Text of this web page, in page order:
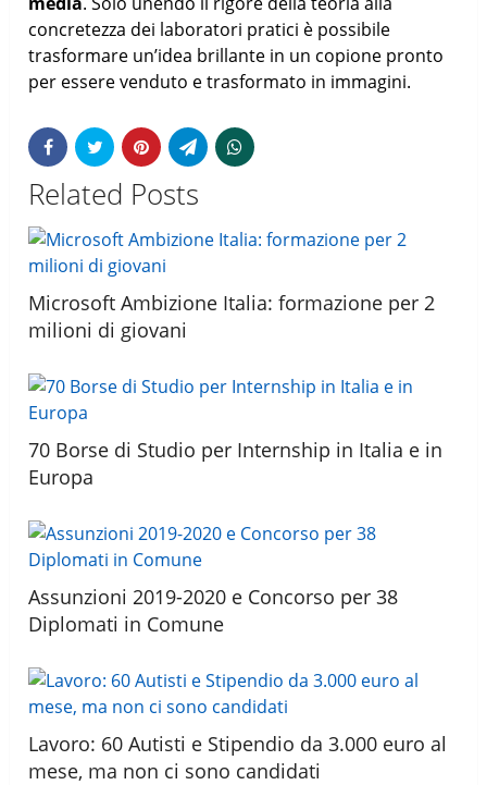
concretezza dei laboratori pratici è possibile
trasformare un’idea brillante in un copione pronto
per essere venduto e trasformato in immagini.
Related Posts
Microsoft Ambizione Italia: formazione per 2
milioni di giovani
70 Borse di Studio per Internship in Italia e in
Europa
Assunzioni 2019-2020 e Concorso per 38
Diplomati in Comune
Lavoro: 60 Autisti e Stipendio da 3.000 euro al
mese, ma non ci sono candidati